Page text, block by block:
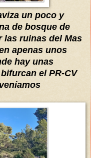
un poco y
de bosque de
las ruinas del Mas
apenas unos
hay unas
el PR-CV